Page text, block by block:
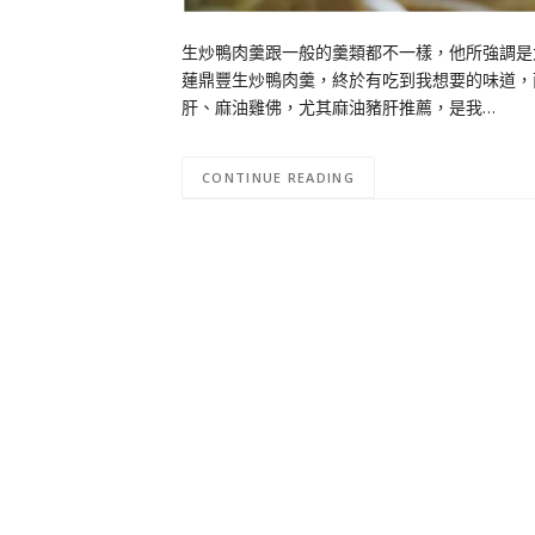
生炒鴨肉羹跟一般的羹類都不一樣，他所強調
蓮鼎豐生炒鴨肉羹，終於有吃到我想要的味道
肝、麻油雞佛，尤其麻油豬肝推薦，是我…
CONTINUE READING